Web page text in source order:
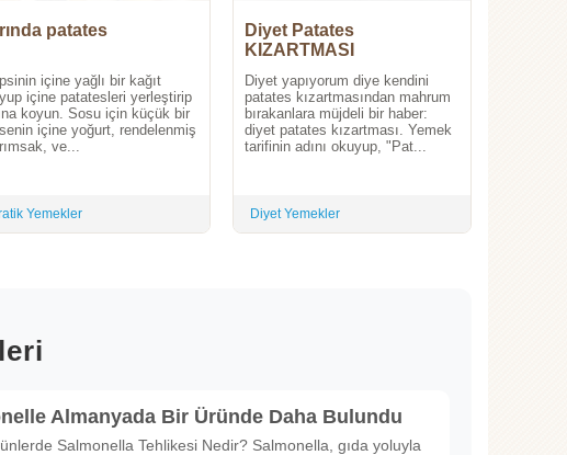
patates
içine yağlı bir kağıt
içine patatesleri yerleştirip
koyun. Sosu için küçük bir
içine yoğurt, rendelenmiş
ve...
Yemekler
Diyet Patates
KIZARTMASI
Diyet yapıyorum diye kendini
patates kızartmasından mahrum
bırakanlara müjdeli bir haber:
diyet patates kızartması. Yemek
tarifinin adını okuyup, "Pat...
Diyet Yemekler
Almanyada Bir Üründe Daha Bulundu
Salmonella Tehlikesi Nedir? Salmonella, gıda yoluyla